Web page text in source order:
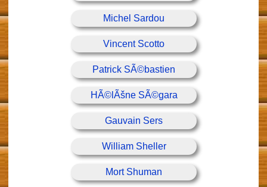
Michel Sardou
Vincent Scotto
Patrick SÃ©bastien
HÃ©lÃšne SÃ©gara
Gauvain Sers
William Sheller
Mort Shuman